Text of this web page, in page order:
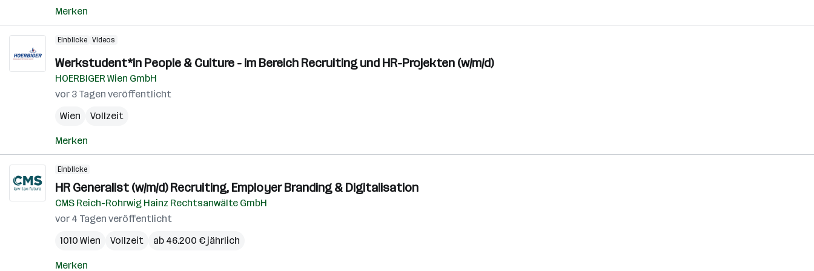
Merken
Einblicke Videos
Werkstudent*in People & Culture - im Bereich Recruiting und HR-Projekten (w/m/d)
HOERBIGER Wien GmbH
vor 3 Tagen veröffentlicht
Wien
Vollzeit
Merken
Einblicke
HR Generalist (w/m/d) Recruiting, Employer Branding & Digitalisation
CMS Reich-Rohrwig Hainz Rechtsanwälte GmbH
vor 4 Tagen veröffentlicht
1010 Wien
Vollzeit ab 46.200 € jährlich
Merken